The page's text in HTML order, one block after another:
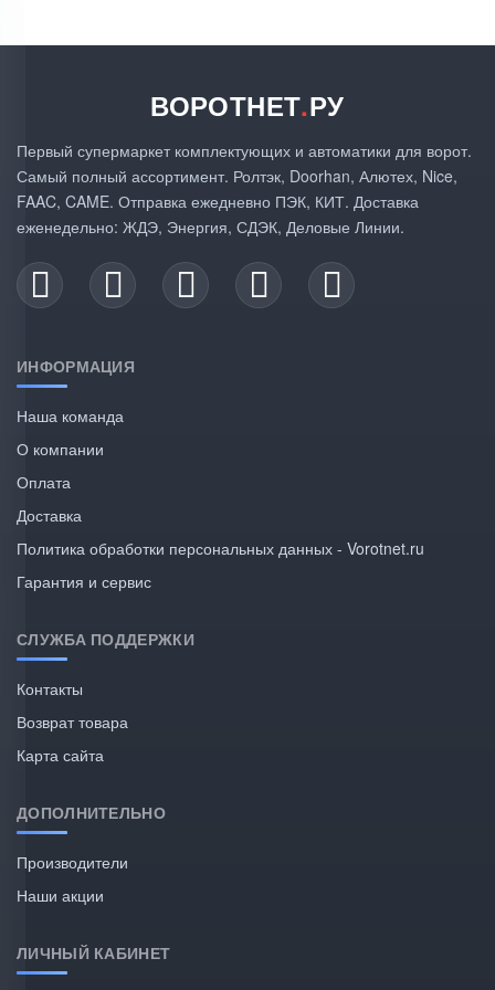
ВОРОТНЕТ.РУ
Первый супермаркет комплектующих и автоматики для ворот.
Самый полный ассортимент. Ролтэк, Doorhan, Алютех, Nice,
FAAC, CAME. Отправка ежедневно ПЭК, КИТ. Доставка
еженедельно: ЖДЭ, Энергия, СДЭК, Деловые Линии.
ИНФОРМАЦИЯ
Наша команда
О компании
Оплата
Доставка
Политика обработки персональных данных - Vorotnet.ru
Гарантия и сервис
СЛУЖБА ПОДДЕРЖКИ
Контакты
Возврат товара
Карта сайта
ДОПОЛНИТЕЛЬНО
Производители
Наши акции
ЛИЧНЫЙ КАБИНЕТ